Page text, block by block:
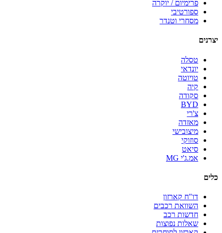
פרימיום / יוקרה
ספורטיבי
מסחרי וטנדר
יצרנים
טסלה
יונדאי
טויוטה
קיה
סקודה
BYD
צ'רי
מאזדה
מיצובישי
סוזוקי
סיאט
אמ.ג'י MG
כלים
דו"ח קארזון
השוואת רכבים
חדשות רכב
שאלות נפוצות